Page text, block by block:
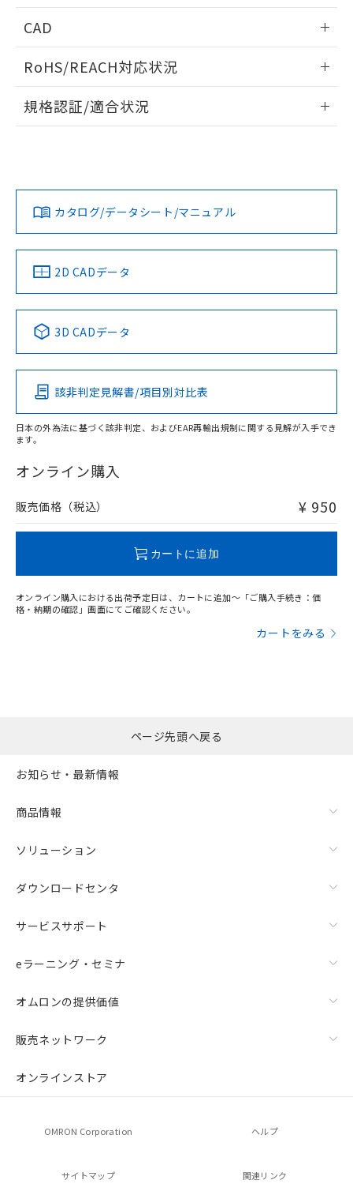
端子配置/内部接続
開閉容量
CAD
ドすることができます。
ログイン/会員登録
ダウンロードデータをご利用いただく前に、以下を必ずお読
みください。
ソフトウェアの使用条件
RoHS/REACH対応状況
EU RoHS 注意事項・凡例
対応済み
中国 RoHS 注意事項・凡例
Pb Hg Cd Cr(VI)
O
在庫等で未対応品が混在する可能性があります。
問い合わせください。
規格認証/適合状況
LR型式承認
（イギリス
船舶規格）
DNV型式承認
（ノルウェー
BV型式承認
（フランス
KR型式
（韓国
Yes No No No
この製品の規格認証/適合状況ページへ
その他の認証はこちらのページからご検索ください
カタログ/データシート/マニュアル
2D CADデータ
3D CADデータ
該非判定見解書/項目別対比表
日本の外為法に基づく該非判定、およびEAR再輸出規制に関する見解が入手でき
ます。
オンライン購入
販売価格（税込） ¥ 950
カートに追加
オンライン購入における出荷予定日は、カートに追加～「ご購入手続き：価
格・納期の確認」画面にてご確認ください。
カートをみる
ページ先頭へ戻る
お知らせ・最新情報
商品情報
ソリューション
ダウンロードセンタ
サービスサポート
eラーニング・セミナ
オムロンの提供価値
販売ネットワーク
オンラインストア
OMRON Corporation ヘルプ
サイトマップ 関連リンク